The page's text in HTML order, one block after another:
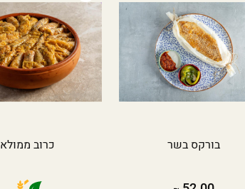
בורקס בשר כרוב ממולא